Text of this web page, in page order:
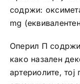
содржи:
mg
Оперил П содржи
како назален
артериолите,